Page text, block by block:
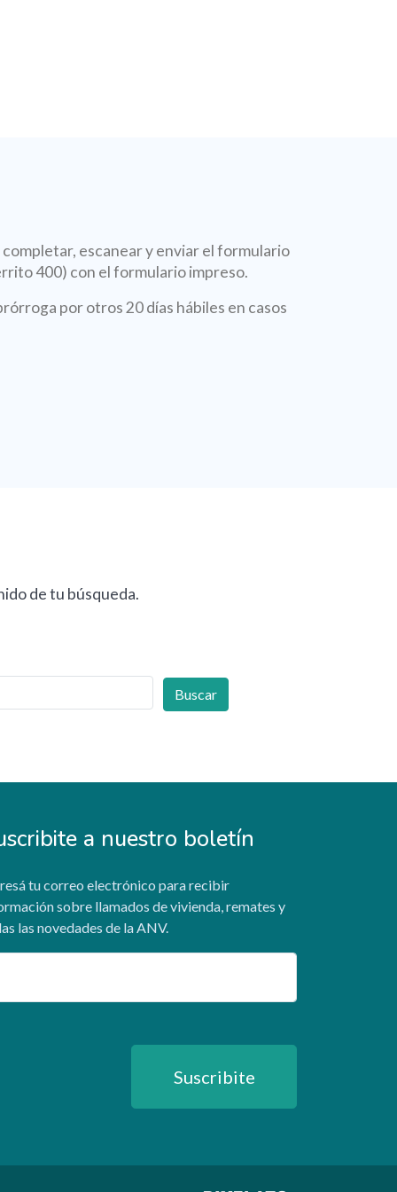
completar, escanear y enviar el formulario
400) con el formulario impreso.
por otros 20 días hábiles en casos
de tu búsqueda.
Buscar
a nuestro boletín
tu correo electrónico para recibir
sobre llamados de vivienda, remates y
las novedades de la ANV.
Suscribite